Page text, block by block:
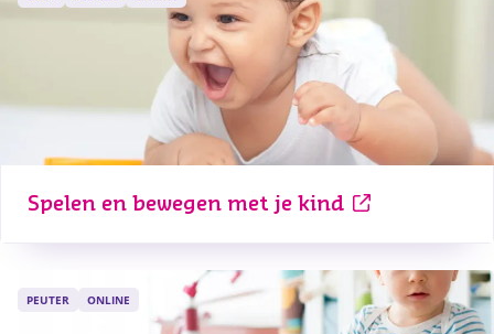
Spelen en bewegen met je kind
PEUTER ONLINE